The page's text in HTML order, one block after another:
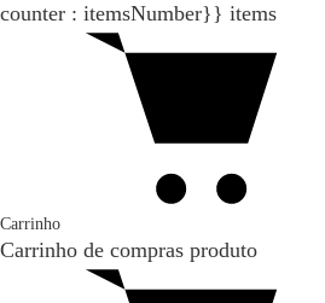
counter : itemsNumber}} items
Carrinho
Carrinho de compras produto